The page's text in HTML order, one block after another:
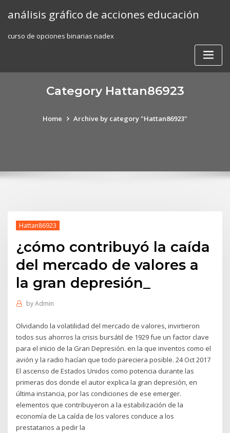
análisis gráfico de acciones educación
curso de opciones binarias nadex
Category Hattan86923
Home Archive by category "Hattan86923"
Hattan86923
¿cómo contribuyó la caída
del mercado de valores a
la gran depresión_
byAdmin
Olvidando la volatilidad del mercado de valores, invirtieron
todos sus ahorros la crisis bursátil de 1929 fue un factor clave
para el inicio de la Gran Depresión. en la que inventos como el
avión y la radio hacían que todo pareciera posible. 24 Oct 2017
El ascenso de Estados Unidos como potencia durante las
primeras dos donde el autor explica la gran depresión, en
última instancia, por las condiciones de ese emerger.
elementos que contribuyeron a la estabilización de la
economía de La caída de los valores conduce a los
prestatarios a pedir la